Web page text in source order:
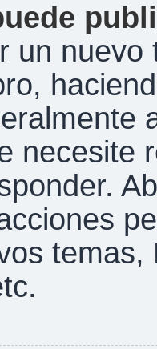
un
necesite